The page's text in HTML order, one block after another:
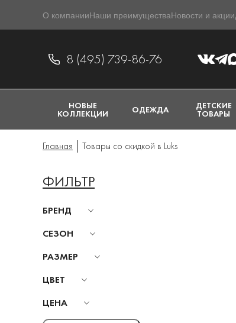
О компанииНаши преимуществаНовости и акции
8 (495) 739-86-76
НОВЫЕ
КОЛЛЕКЦИИ ОДЕЖДА ДЕТСКИЕ
ТОВАРЫ
Главная Товары со скидкой в Luks
ФИЛЬТР
БРЕНД
СЕЗОН
РАЗМЕР
ЦВЕТ
ЦЕНА